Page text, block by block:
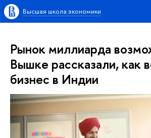
Высшая школа экономики
Рынок миллиарда
Вышке рассказали, как
бизнес в Индии